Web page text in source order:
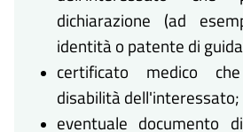
dichiarazione (ad
identità o patente di
certificato medico
disabilità dell'interessato;
eventuale documento